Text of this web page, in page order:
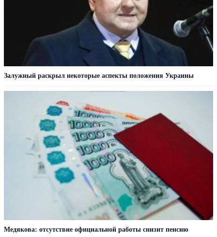
Залужный раскрыл некоторые аспекты положения Украины
Медякова: отсутствие официальной работы снизит пенсию